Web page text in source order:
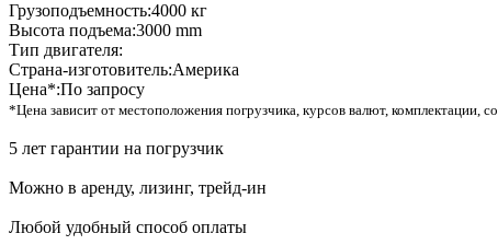
Грузоподъемность:4000 кг
Высота подъема:3000 mm
Тип двигателя:
Страна-изготовитель:Америка
Цена*:По запросу
*Цена зависит от местоположения погрузчика, курсов валют, комплектации,
5 лет гарантии на погрузчик
Можно в аренду, лизинг, трейд-ин
Любой удобный способ оплаты